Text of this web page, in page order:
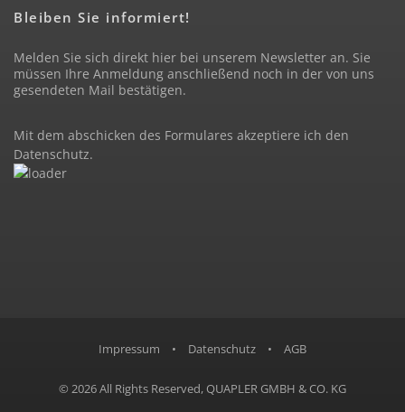
Bleiben Sie informiert!
Melden Sie sich direkt hier bei unserem Newsletter an. Sie
müssen Ihre Anmeldung anschließend noch in der von uns
gesendeten Mail bestätigen.
Mit dem abschicken des Formulares akzeptiere ich den
Datenschutz.
Impressum • Datenschutz • AGB
© 2026 All Rights Reserved, QUAPLER GMBH & CO. KG